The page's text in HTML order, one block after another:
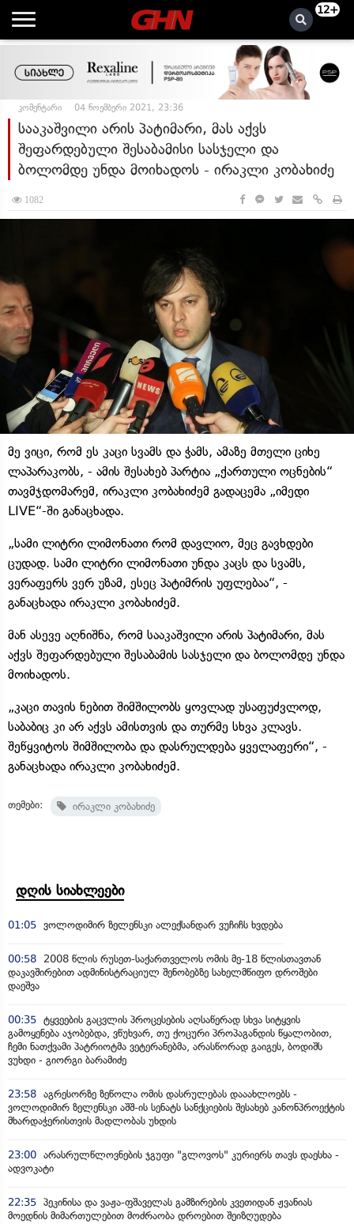
12+
კომენტარი 04 ნოემბერი 2021, 23:36
სააკაშვილი არის პატიმარი, მას აქვს
შეფარდებული შესაბამისი სასჯელი და
ბოლომდე უნდა მოიხადოს - ირაკლი კობახიძე
1082
მე ვიცი, რომ ეს კაცი სვამს და ჭამს, ამაზე მთელი ციხე
ლაპარაკობს, - ამის შესახებ პარტია „ქართული ოცნების“
თავმჯდომარემ, ირაკლი კობახიძემ გადაცემა „იმედი
LIVE“-ში განაცხადა.
„სამი ლიტრი ლიმონათი რომ დავლიო, მეც გავხდები
ცუდად. სამი ლიტრი ლიმონათი უნდა კაცს და სვამს,
ვერაფერს ვერ უზამ, ესეც პატიმრის უფლებაა“, -
განაცხადა ირაკლი კობახიძემ.
მან ასევე აღნიშნა, რომ სააკაშვილი არის პატიმარი, მას
აქვს შეფარდებული შესაბამის სასჯელი და ბოლომდე უნდა
მოიხადოს.
„კაცი თავის ნებით შიმშილობს ყოვლად უსაფუძვლოდ,
საბაბიც კი არ აქვს ამისთვის და თურმე სხვა კლავს.
შეწყვიტოს შიმშილობა და დასრულდება ყველაფერი“, -
განაცხადა ირაკლი კობახიძემ.
თემები: ირაკლი კობახიძე
დღის სიახლეები
01:05 ვოლოდიმირ ზელენსკი ალექსანდარ ვუჩიჩს ხვდება
00:58
2008 წლის რუსეთ-საქართველოს ომის მე-18 წლისთავთან
დაკავშირებით ადმინისტრაციულ შენობებზე სახელმწიფო დროშები
დაეშვა
00:35 ტყვეების გაცვლის პროცესების აღსაწერად სხვა სიტყვის
გამოყენება აჯობებდა, ვწუხვარ, თუ ქოცური პროპაგანდის წყალობით,
ჩემი ნათქვამი პატრიოტმა ვეტერანებმა, არასწორად გაიგეს, ბოდიშს
ვუხდი - გიორგი ბარამიძე
23:58 აგრესორზე ზეწოლა ომის დასრულებას დააახლოებს -
ვოლოდიმირ ზელენსკი აშშ-ის სენატს სანქციების შესახებ კანონპროექტის
მხარდაჭერისთვის მადლობას უხდის
23:00 არასრულწლოვნების ჯგუფი "გლოვოს" კურიერს თავს დაესხა -
ადვოკატი
22:35 პეკინისა და ვაჟა-ფშაველას გამზირების კვეთიდან ჟვანიას
მოედნის მიმართულებით მოძრაობა დროებით შეიზღუდება